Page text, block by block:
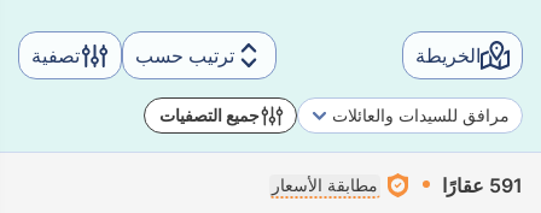
الخريطة ترتيب حسب تصفية
مرافق للسيدات والعائلات جميع التصفيات
591 عقارًا مطابقة الأسعار